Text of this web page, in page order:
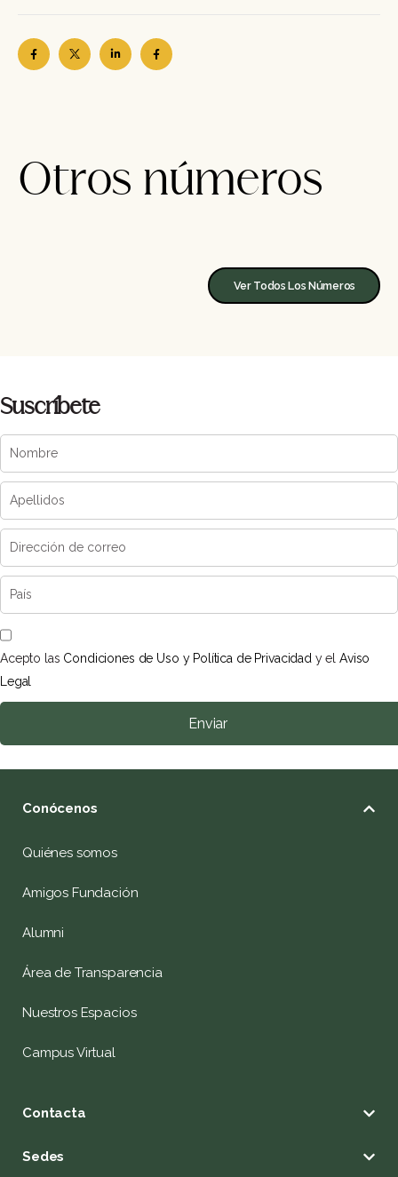
Otros números
Ver Todos Los Números
Suscríbete
Acepto las Condiciones de Uso y Política de Privacidad y elAviso
Legal
Enviar
Conócenos
Quiénes somos
Amigos Fundación
Alumni
Área de Transparencia
Nuestros Espacios
Campus Virtual
Contacta
Sedes